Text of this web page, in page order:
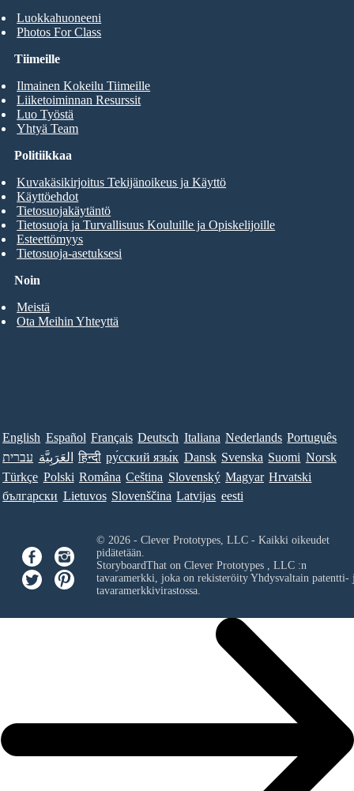
Luokkahuoneeni
Photos For Class
Tiimeille
Ilmainen Kokeilu Tiimeille
Liiketoiminnan Resurssit
Luo Työstä
Yhtyä Team
Noin
Meistä
Ota Meihin Yhteyttä
Politiikkaa
Kuvakäsikirjoitus Tekijänoikeus ja Käyttö
Käyttöehdot
Tietosuojakäytäntö
Tietosuoja ja Turvallisuus Kouluille ja Opiskelijoille
Esteettömyys
Tietosuoja-asetuksesi
English Español Français Deutsch Italiana Nederlands Português
עברית العَرَبِيَّة हिन्दी ру́сский язы́к Dansk Svenska Suomi Norsk
Türkçe Polski Româna Ceština Slovenský Magyar Hrvatski
български Lietuvos Slovenščina Latvijas eesti
© 2026 - Clever Prototypes, LLC - Kaikki oikeudet
pidätetään.
StoryboardThat on Clever Prototypes , LLC:n
tavaramerkki, joka on rekisteröity Yhdysvaltain patentti-
tavaramerkkivirastossa.